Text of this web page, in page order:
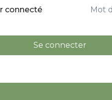
connecté Mot
Se connecter